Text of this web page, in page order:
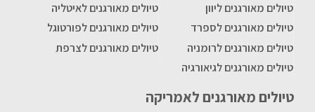
טיולים מאורגנים ליוון
טיולים מאורגנים לאיטליה
טיולים מאורגנים לספרד
טיולים מאורגנים לפורטוגל
טיולים מאורגנים לרומניה
טיולים מאורגנים לצרפת
טיולים מאורגנים לגיאורגיה
טיולים מאורגנים לאמריקה